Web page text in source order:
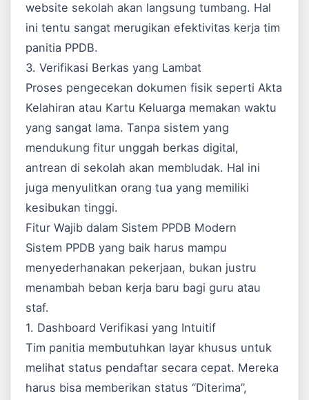
website sekolah akan langsung tumbang. Hal
ini tentu sangat merugikan efektivitas kerja tim
panitia PPDB.
3. Verifikasi Berkas yang Lambat
Proses pengecekan dokumen fisik seperti Akta
Kelahiran atau Kartu Keluarga memakan waktu
yang sangat lama. Tanpa sistem yang
mendukung fitur unggah berkas digital,
antrean di sekolah akan membludak. Hal ini
juga menyulitkan orang tua yang memiliki
kesibukan tinggi.
Fitur Wajib dalam Sistem PPDB Modern
Sistem PPDB yang baik harus mampu
menyederhanakan pekerjaan, bukan justru
menambah beban kerja baru bagi guru atau
staf.
1. Dashboard Verifikasi yang Intuitif
Tim panitia membutuhkan layar khusus untuk
melihat status pendaftar secara cepat. Mereka
harus bisa memberikan status “Diterima”,